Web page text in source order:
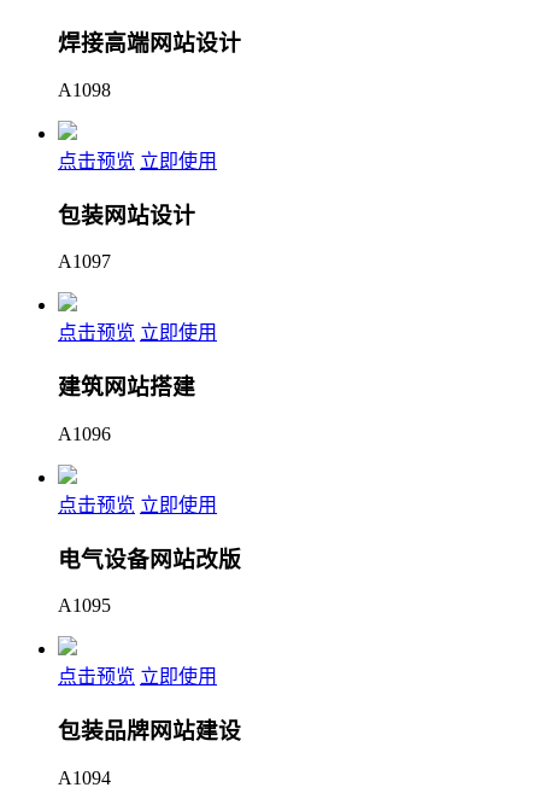
焊接高端网站设计
A1098
点击预览 立即使用
包装网站设计
A1097
点击预览 立即使用
建筑网站搭建
A1096
点击预览 立即使用
电气设备网站改版
A1095
点击预览 立即使用
包装品牌网站建设
A1094